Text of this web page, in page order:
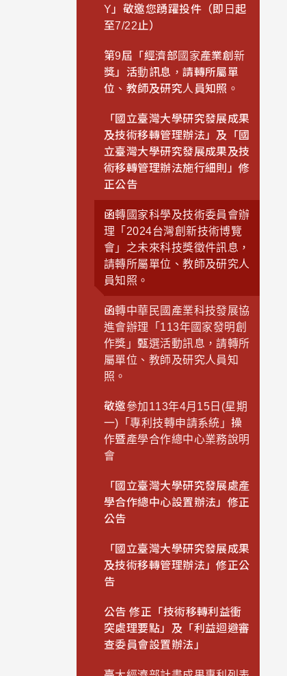
Y」敬邀您踴躍投件（即日起
至7/22止）
第9屆「經濟部國家產業創新
獎」活動訊息，請轉所屬單
位、教師及研究人員知照。
「國立臺灣大學研究發展成果
及技術移轉管理辦法」及「國
立臺灣大學研究發展成果及技
術移轉管理辦法施行細則」修
正公告
函轉國家科學及技術委員會辦
理「2024台灣創新技術博覽
會」之未來科技獎徵件訊息，
請轉所屬單位、教師及研究人
員知照。
函轉中華民國產業科技發展協
進會辦理「113年國家發明創
作獎」甄選活動訊息，請轉所
屬單位、教師及研究人員知
照。
敬邀參加113年4月15日(星期
一)「專利技轉申請系統」操
作暨產學合作總中心業務說明
會
「國立臺灣大學研究發展處產
學合作總中心設置辦法」修正
公告
「國立臺灣大學研究發展成果
及技術移轉管理辦法」修正公
告
公告 修正「技術移轉利益衝
突處理要點」及「利益迴避審
查委員會設置辦法」